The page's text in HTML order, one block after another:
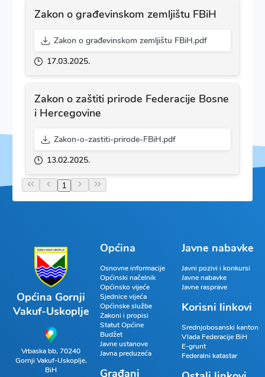
Zakon o građevinskom zemljištu FBiH
Zakon o građevinskom zemljištu FBiH.pdf
17.03.2025.
Zakon o zaštiti prirode Federacije Bosne
i Hercegovine
Zakon-o-zastiti-prirode-FBiH.pdf
13.02.2025.
1
Općina Gornji
Vakuf-Uskoplje
Vrbaska bb, 70240
Gornji Vakuf-Uskoplje,
BiH
Općina
Osnovne informacije
Općinski načelnik
Općinsko vijeće
Sjednice vijeća
Općinske službe
Zakoni i propisi
Statut Općine
Budžet
Javne ustanove
Javna preduzeća
Građani
Javne nabavke
Javni pozivi i konkursi
Javne nabavke
Javne rasprave
Korisni linkovi
Srednjobosanski kanton
Vlada Federacije BiH
E-grunt
Federalni katastar